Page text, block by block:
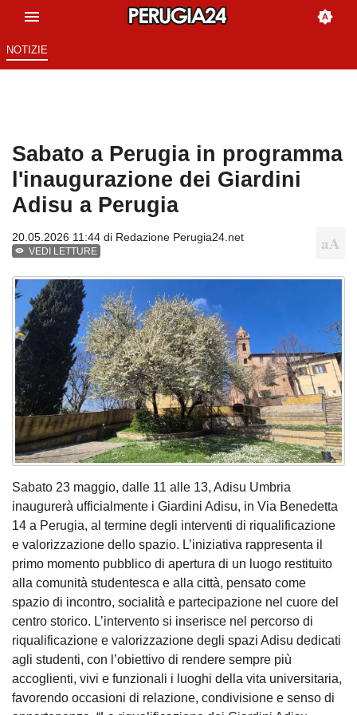
NOTIZIE
Sabato a Perugia in programma
l'inaugurazione dei Giardini
Adisu a Perugia
20.05.2026 11:44 di Redazione Perugia24.net
VEDI LETTURE
Sabato 23 maggio, dalle 11 alle 13, Adisu Umbria
inaugurerà ufficialmente i Giardini Adisu, in Via Benedetta
14 a Perugia, al termine degli interventi di riqualificazione
e valorizzazione dello spazio. L’iniziativa rappresenta il
primo momento pubblico di apertura di un luogo restituito
alla comunità studentesca e alla città, pensato come
spazio di incontro, socialità e partecipazione nel cuore del
centro storico. L’intervento si inserisce nel percorso di
riqualificazione e valorizzazione degli spazi Adisu dedicati
agli studenti, con l’obiettivo di rendere sempre più
accoglienti, vivi e funzionali i luoghi della vita universitaria,
favorendo occasioni di relazione, condivisione e senso di